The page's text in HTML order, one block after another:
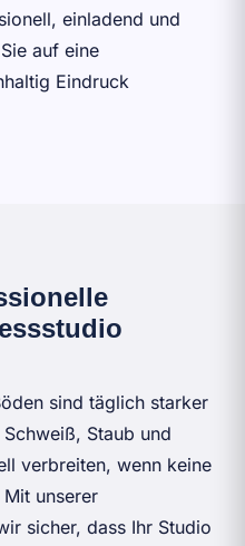
einladend und
auf eine
Eindruck
sind täglich starker
Staub und
verbreiten, wenn keine
unserer
sicher, dass Ihr Studio